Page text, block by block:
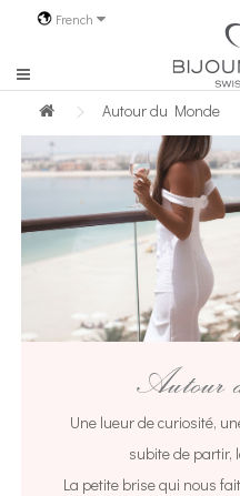
French
Autour du Monde
Autour
Une lueur de curiosité,
subite de partir,
La petite brise qui nous